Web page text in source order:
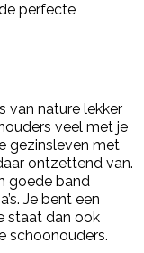
perfecte
van nature lekker
veel met je
gezinsleven met
ontzettend van.
goede band
Je bent een
staat dan ook
schoonouders.